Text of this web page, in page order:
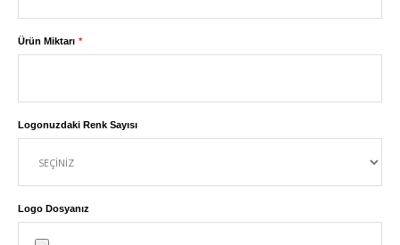
Ürün Miktarı
Logonuzdaki Renk Sayısı
Logo Dosyanız